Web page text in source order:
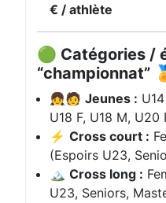
€ / athlète
🟢 Catégories /
“championnat”
👧🧑 Jeunes :
U18 F, U18 M, U20
⚡ Cross court :
(Espoirs U23,
🏔️ Cross long :
U23, Seniors,